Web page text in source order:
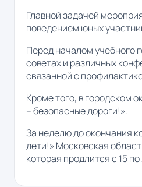
Главной задачей
поведением юных
Перед началом учебного
советах и различных
связанной с
Кроме того, в городском
– безопасные дороги!».
За неделю до окончания
дети!» Московская
которая продлится с 15